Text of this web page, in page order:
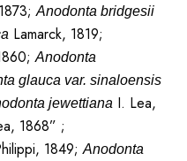
Anodonta bridgesii
Lamarck, 1819;
Anodonta
glauca var. sinaloensis
jewettianaI. Lea,
1868” ;
1849;Anodonta